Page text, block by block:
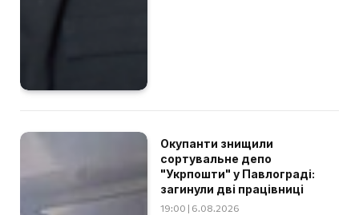
Окупанти знищили
сортувальне депо
"Укрпошти" у Павлограді:
загинули дві працівниці
19:00 | 6.08.2026